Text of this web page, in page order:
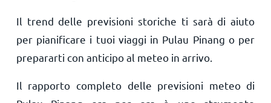
Il trend delle previsioni storiche ti sarà di aiuto
per pianificare i tuoi viaggi in Pulau Pinang o per
prepararti con anticipo al meteo in arrivo.
Il rapporto completo delle previsioni meteo di